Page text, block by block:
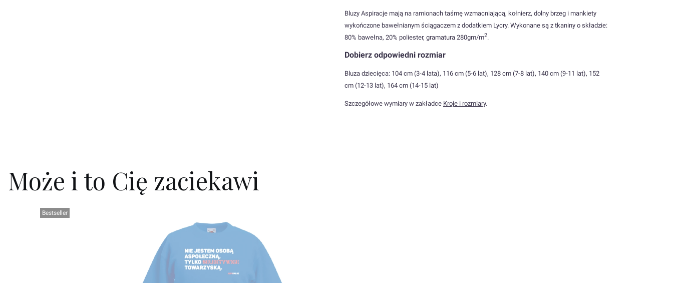
Bluzy Aspiracje mają na ramionach taśmę wzmacniającą, kołnierz, dolny brzeg i mankiety
wykończone bawełnianym ściągaczem z dodatkiem Lycry. Wykonane są z tkaniny o składzie:
80% bawełna, 20% poliester, gramatura 280gm/m2.
Dobierz odpowiedni rozmiar
Bluza dziecięca: 104 cm (3-4 lata), 116 cm (5-6 lat), 128 cm (7-8 lat), 140 cm (9-11 lat), 152
cm (12-13 lat), 164 cm (14-15 lat)
Szczegółowe wymiary w zakładce Kroje i rozmiary.
Może i to Cię zaciekawi
Bestseller